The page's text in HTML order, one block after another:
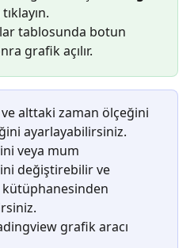
tablosunda botun
grafik açılır.
alttaki zaman ölçeğini
ayarlayabilirsiniz.
veya mum
değiştirebilir ve
grafik aracı